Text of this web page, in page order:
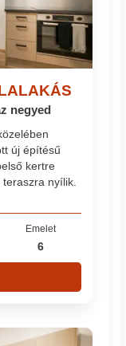
negyed
új építésű
kertre
nyílik.
Emelet
6